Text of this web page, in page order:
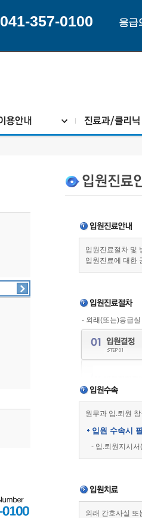
041-357-0100 응급
입원진료절차 및
입원진료에 대한
- 외래(또는)응급
원무과 입.퇴원
입원 수속시
- 입.퇴원지시
외래 간호사실 또